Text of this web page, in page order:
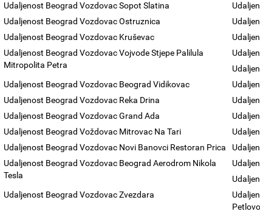
Udaljenost Beograd Vozdovac Sopot Slatina
Udaljenost Beograd Vozdovac Ostruznica
Udaljenost Beograd Vozdovac Kruševac
Udaljenost Beograd Vozdovac Vojvode Stjepe Palilula
Mitropolita Petra
Udaljenost Beograd Vozdovac Beograd Vidikovac
Udaljenost Beograd Vozdovac Reka Drina
Udaljenost Beograd Vozdovac Grand Ada
Udaljenost Beograd Voždovac Mitrovac Na Tari
Udaljenost Beograd Vozdovac Novi Banovci Restoran Prica
Udaljenost Beograd Vozdovac Beograd Aerodrom Nikola
Tesla
Udaljenost Beograd Vozdovac Zvezdara